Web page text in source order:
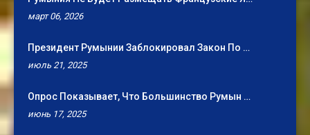
март 06, 2026
Президент Румынии Заблокировал Закон По …
июль 21, 2025
Опрос Показывает, Что Большинство Румын …
июнь 17, 2025